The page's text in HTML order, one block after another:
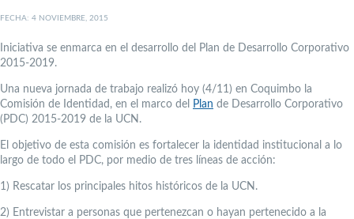
FECHA: 4 NOVIEMBRE, 2015
Iniciativa se enmarca en el desarrollo del Plan de Desarrollo Corporativo
2015-2019.
Una nueva jornada de trabajo realizó hoy (4/11) en Coquimbo la
Comisión de Identidad, en el marco del
Plan de Desarrollo Corporativo
(PDC) 2015-2019 de la UCN.
El objetivo de esta comisión es fortalecer la identidad institucional a lo
largo de todo el PDC, por medio de tres líneas de acción:
1) Rescatar los principales hitos históricos de la UCN.
2) Entrevistar a personas que pertenezcan o hayan pertenecido a la